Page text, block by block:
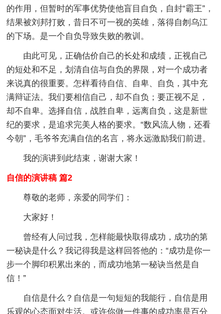
的作用，但暂时的军事优势使他盲目自负，自封“霸王”，
结果被刘邦打败，昔日不可一视的英雄，落得自刎乌江
的下场。是一个自负导致失败的教训。
由此可见，正确估价自己的长处和成绩，正视自己
的短处和不足，划清自信与自负的界限，对一个成功者
来说真的很重要。怎样看待自信、自卑、自负，其中充
满辩证法。我们要相信自己，却不自负；要正视不足，
却不自卑。选择自信，战胜自卑，远离自负，这是新世
纪的要求，是追求完美人格的要求。“数风流人物，还看
今朝”，毛爷爷充满自信的名言，将永远激励我们前进。
我的演讲到此结束，谢谢大家！
自信的演讲稿 篇2
尊敬的老师，亲爱的同学们：
大家好！
曾经有人问过我，怎样能最快取得成功，成功的第
一秘诀是什么？我记得我是这样回答他的：“成功是你一
步一个脚印积累出来的，而成功地第一秘诀当然是自
信！”
自信是什么？自信是一句短短的我能行，自信是用
乐观的心态面对生活。或许你做一件事的成功率是百分